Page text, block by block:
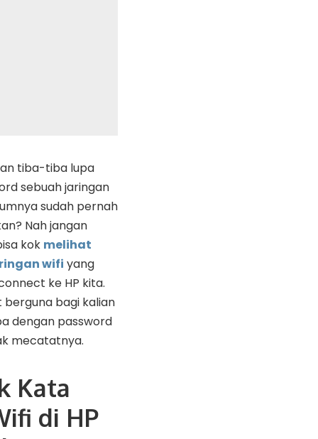
tiba-tiba lupa
sebuah jaringan
sudah pernah
Nah jangan
kok melihat
wifi yang
ke HP kita.
berguna bagi kalian
dengan password
mecatatnya.
Kata
di HP